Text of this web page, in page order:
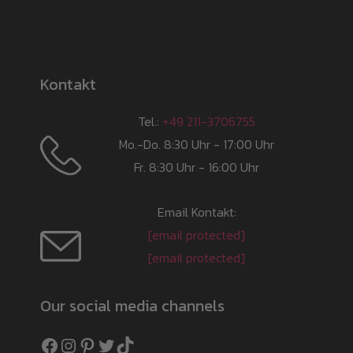
Kontakt
Tel.: +49 211-3706755
Mo.-Do. 8:30 Uhr - 17:00 Uhr
Fr. 8:30 Uhr - 16:00 Uhr
Email Kontakt:
[email protected]
[email protected]
Our social media channels
Facebook
Instagram
Pinterest
Twitter
TikTok